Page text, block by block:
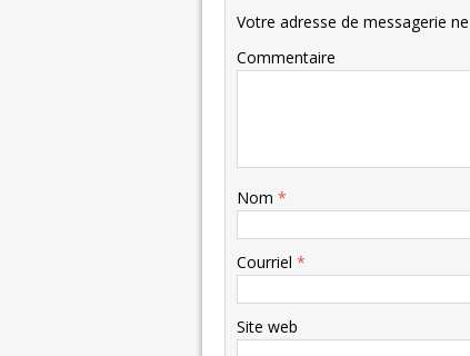
Votre adresse de messagerie
Commentaire
Nom *
Courriel *
Site web